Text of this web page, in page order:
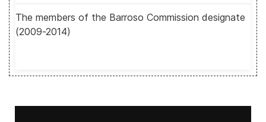
The members of the Barroso Commission designate
(2009-2014)